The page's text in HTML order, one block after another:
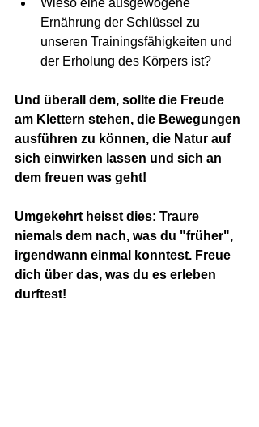
Ernährung der Schlüssel zu
unseren Trainingsfähigkeiten und
der Erholung des Körpers ist?
Und überall dem, sollte die Freude
am Klettern stehen, die Bewegungen
ausführen zu können, die Natur auf
sich einwirken lassen und sich an
dem freuen was geht!
Umgekehrt heisst dies: Traure
niemals dem nach, was du "früher",
irgendwann einmal konntest. Freue
dich über das, was du es erleben
durftest!